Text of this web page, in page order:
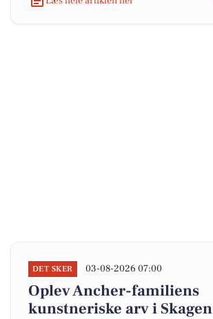
DET SKER 03-08-2026 07:00
Oplev Ancher-familiens
kunstneriske arv i Skagen